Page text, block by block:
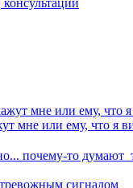
мне или ему, что я
почему-то думают